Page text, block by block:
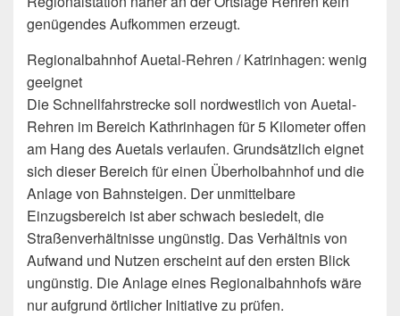
genügendes Aufkommen erzeugt.
Regionalbahnhof Auetal-Rehren / Katrinhagen: wenig
geeignet
Die Schnellfahrstrecke soll nordwestlich von Auetal-
Rehren im Bereich Kathrinhagen für 5 Kilometer offen
am Hang des Auetals verlaufen. Grundsätzlich eignet
sich dieser Bereich für einen Überholbahnhof und die
Anlage von Bahnsteigen. Der unmittelbare
Einzugsbereich ist aber schwach besiedelt, die
Straßenverhältnisse ungünstig. Das Verhältnis von
Aufwand und Nutzen erscheint auf den ersten Blick
ungünstig. Die Anlage eines Regionalbahnhofs wäre
nur aufgrund örtlicher Initiative zu prüfen.